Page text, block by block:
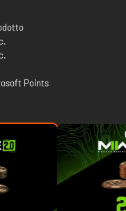
Points